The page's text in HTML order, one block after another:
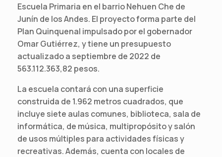
Escuela Primaria en el barrio Nehuen Che de
Junín de los Andes. El proyecto forma parte del
Plan Quinquenal impulsado por el gobernador
Omar Gutiérrez, y tiene un presupuesto
actualizado a septiembre de 2022 de
563.112.363,82 pesos.
La escuela contará con una superficie
construida de 1.962 metros cuadrados, que
incluye siete aulas comunes, biblioteca, sala de
informática, de música, multipropósito y salón
de usos múltiples para actividades físicas y
recreativas. Además, cuenta con locales de